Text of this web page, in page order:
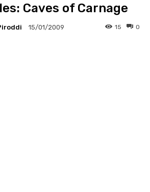
Caves of Carnage
15/01/2009 0
15